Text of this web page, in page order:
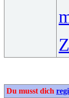
Du musst dich